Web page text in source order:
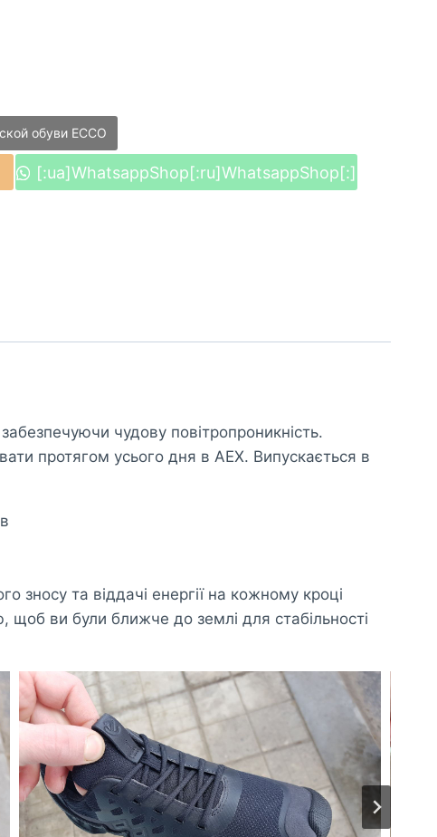
обуви ECCO
[:ua]WhatsappShop[:ru]WhatsappShop[:]
чудову повітропроникність.
протягом усього дня в AEX. Випускається в
зносу та віддачі енергії на кожному кроці
щоб ви були ближче до землі для стабільності